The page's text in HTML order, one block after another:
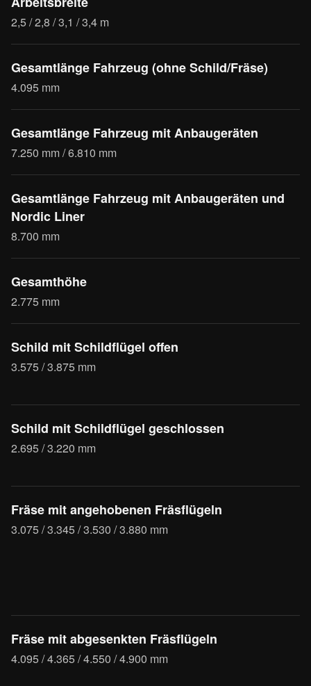
2,5 / 2,8 / 3,1 / 3,4 m
Gesamtlänge Fahrzeug (ohne Schild/Fräse)
4.095 mm
Gesamtlänge Fahrzeug mit Anbaugeräten
7.250 mm / 6.810 mm
Gesamtlänge Fahrzeug mit Anbaugeräten und
Nordic Liner
8.700 mm
Gesamthöhe
2.775 mm
Schild mit Schildflügel offen
3.575 / 3.875 mm
Schild mit Schildflügel geschlossen
2.695 / 3.220 mm
Fräse mit angehobenen Fräsflügeln
3.075 / 3.345 / 3.530 / 3.880 mm
Fräse mit abgesenkten Fräsflügeln
4.095 / 4.365 / 4.550 / 4.900 mm